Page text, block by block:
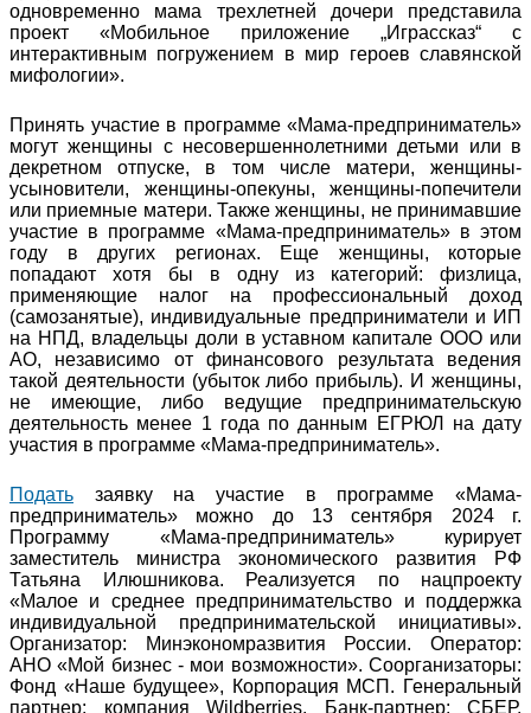
одновременно мама трехлетней дочери представила
проект «Мобильное приложение „Играссказ“ с
интерактивным погружением в мир героев славянской
мифологии».
Принять участие в программе «Мама-предприниматель»
могут женщины с несовершеннолетними детьми или в
декретном отпуске, в том числе матери, женщины-
усыновители, женщины-опекуны, женщины-попечители
или приемные матери. Также женщины, не принимавшие
участие в программе «Мама-предприниматель» в этом
году в других регионах. Еще женщины, которые
попадают хотя бы в одну из категорий: физлица,
применяющие налог на профессиональный доход
(самозанятые), индивидуальные предприниматели и ИП
на НПД, владельцы доли в уставном капитале ООО или
АО, независимо от финансового результата ведения
такой деятельности (убыток либо прибыль). И женщины,
не имеющие, либо ведущие предпринимательскую
деятельность менее 1 года по данным ЕГРЮЛ на дату
участия в программе «Мама-предприниматель».
Подать заявку на участие в программе «Мама-
предприниматель» можно до 13 сентября 2024 г.
Программу «Мама-предприниматель» курирует
заместитель министра экономического развития РФ
Татьяна Илюшникова. Реализуется по нацпроекту
«Малое и среднее предпринимательство и поддержка
индивидуальной предпринимательской инициативы».
Организатор: Минэкономразвития России. Оператор:
АНО «Мой бизнес - мои возможности». Соорганизаторы:
Фонд «Наше будущее», Корпорация МСП. Генеральный
партнер: компания Wildberries. Банк-партнер: СБЕР.